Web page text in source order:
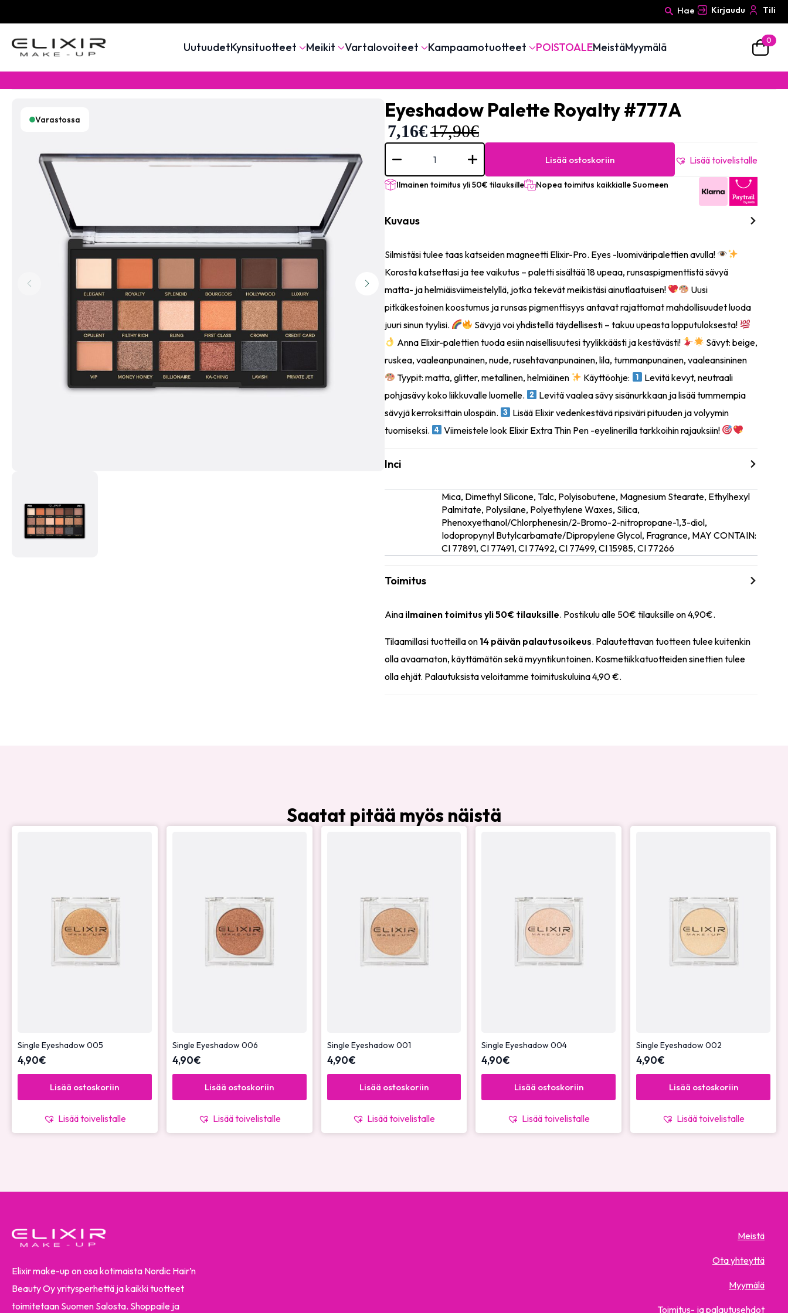
Search
Hae Kirjaudu Tili
UutuudetKynsituotteet Meikit Vartalovoiteet Kampaamotuotteet POISTOALEMeistäMyymälä
0
Varastossa Eyeshadow Palette Royalty #777A
17,90€
7,16€
Eyeshadow
Palette
#777A
määrä
Lisää ostoskoriin Lisää toivelistalle
Ilmainen toimitus yli 50€ tilauksille Nopea toimitus kaikkialle Suomeen
Kuvaus
Silmistäsi tulee taas katseiden magneetti Elixir-Pro. Eyes -luomiväripalettien avulla!
Korosta katsettasi ja tee vaikutus – paletti sisältää 18 upeaa, runsaspigmenttistä sävyä
matta- ja helmiäisviimeistelyllä, jotka tekevät meikistäsi ainutlaatuisen!
Uusi
pitkäkestoinen koostumus ja runsas pigmenttisyys antavat rajattomat mahdollisuudet luoda
juuri sinun tyylisi.
Sävyjä voi yhdistellä täydellisesti – takuu upeasta lopputuloksesta!
Anna Elixir-palettien tuoda esiin naisellisuutesi tyylikkäästi ja kestävästi!
Sävyt: beige,
ruskea, vaaleanpunainen, nude, rusehtavanpunainen, lila, tummanpunainen, vaaleansininen
Tyypit: matta, glitter, metallinen, helmiäinen
Käyttöohje:
Levitä kevyt, neutraali
pohjasävy koko liikkuvalle luomelle.
Levitä vaalea sävy sisänurkkaan ja lisää tummempia
sävyjä kerroksittain ulospäin.
Lisää Elixir vedenkestävä ripsiväri pituuden ja volyymin
tuomiseksi.
Viimeistele look Elixir Extra Thin Pen -eyelinerilla tarkkoihin rajauksiin!
Inci
Mica, Dimethyl Silicone, Talc, Polyisobutene, Magnesium Stearate, Ethylhexyl
Palmitate, Polysilane, Polyethylene Waxes, Silica,
Phenoxyethanol/Chlorphenesin/2-Bromo-2-nitropropane-1,3-diol,
Iodopropynyl Butylcarbamate/Dipropylene Glycol, Fragrance, MAY CONTAIN:
CI 77891, CI 77491, CI 77492, CI 77499, CI 15985, CI 77266
Toimitus
Aina ilmainen toimitus yli 50€ tilauksille. Postikulu alle 50€ tilauksille on 4,90€.
Tilaamillasi tuotteilla on 14 päivän palautusoikeus. Palautettavan tuotteen tulee kuitenkin
olla avaamaton, käyttämätön sekä myyntikuntoinen. Kosmetiikkatuotteiden sinettien tulee
olla ehjät. Palautuksista veloitamme toimituskuluina 4,90 €.
Saatat pitää myös näistä
Single Eyeshadow 005
4,90€
Lisää ostoskoriin
Lisää toivelistalle
Single Eyeshadow 006
4,90€
Lisää ostoskoriin
Lisää toivelistalle
Single Eyeshadow 001
4,90€
Lisää ostoskoriin
Lisää toivelistalle
Single Eyeshadow 004
4,90€
Lisää ostoskoriin
Lisää toivelistalle
Single Eyeshadow 002
4,90€
Lisää ostoskoriin
Lisää toivelistalle
Elixir make-up on osa kotimaista Nordic Hair’n
Beauty Oy yritysperhettä ja kaikki tuotteet
toimitetaan Suomen Salosta. Shoppaile ja
Meistä
Ota yhteyttä
Myymälä
Toimitus- ja palautusehdot